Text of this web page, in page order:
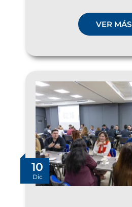
VER MÁS
10
Dic